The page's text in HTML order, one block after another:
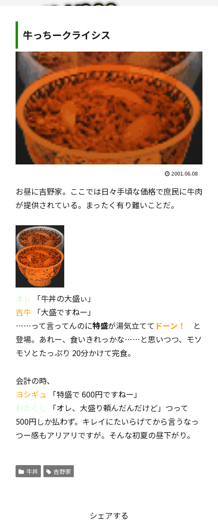
牛っちークライシス
2001.06.08
お昼に吉野家。ここでは日々手頃な価格で庶民に牛肉
が提供されている。まったく有り難いことだ。
オレ
「牛丼の大盛ぃ」
吉牛 「大盛ですねー」
……って言ってんのに特盛が湯気立てて ドーン！
と
登場。あれー、食いきれっかな……と思いつつ、モソ
モソとたっぷり 20分かけて完食。
会計の時、
ヨシギュ
「特盛で 600円ですねー」
わたくし
「オレ、大盛り頼んだんだけど」つって
500円しか払わず。キレイにたいらげてから言うなっ
つー感もアリアリですが。そんな初夏の昼下がり。
牛丼 吉野家
シェアする